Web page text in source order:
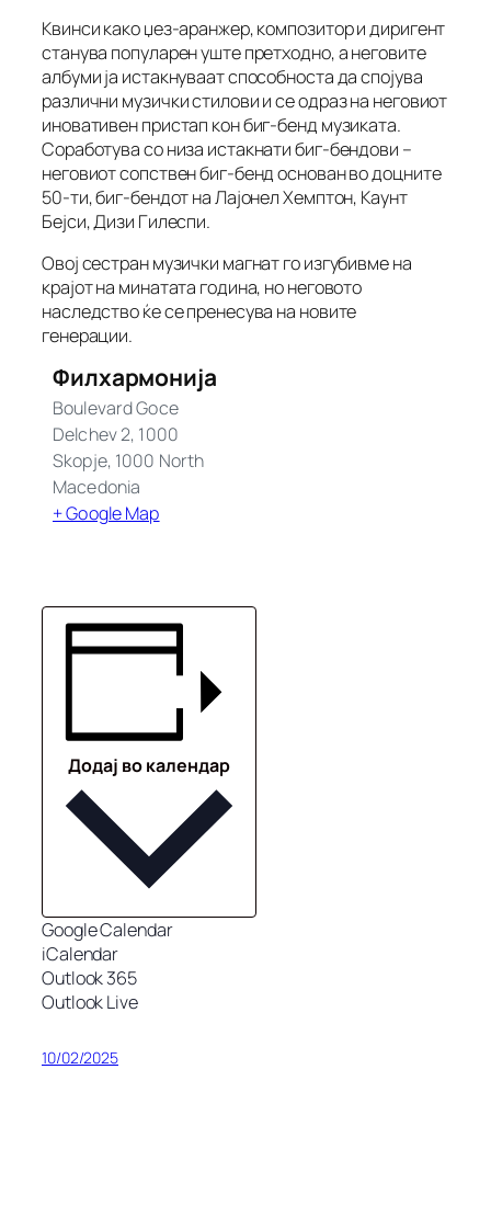
Квинси како џез-аранжер, композитор и диригент
станува популарен уште претходно, а неговите
албуми ја истакнуваат способноста да спојува
различни музички стилови и се одраз на неговиот
иновативен пристап кон биг-бенд музиката.
Соработува со низа истакнати биг-бендови –
неговиот сопствен биг-бенд основан во доцните
50-ти, биг-бендот на Лајонел Хемптон, Каунт
Бејси, Дизи Гилеспи.
Овој сестран музички магнат го изгубивме на
крајот на минатата година, но неговото
наследство ќе се пренесува на новите
генерации.
Филхармонија
Boulevard Goce
Delchev 2, 1000
Skopje, 1000 North
Macedonia
+ Google Map
Додај во календар
Google Calendar
iCalendar
Outlook 365
Outlook Live
10/02/2025